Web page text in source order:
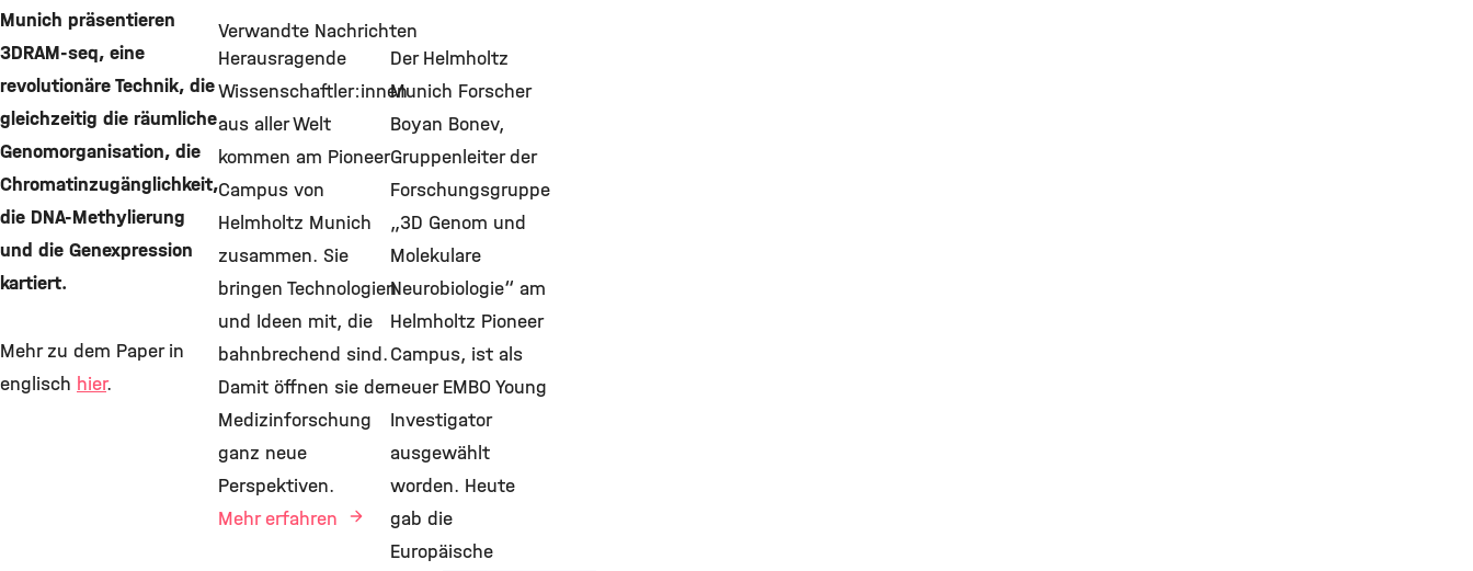
Munich präsentieren
3DRAM-seq, eine
revolutionäre Technik, die
gleichzeitig die räumliche
Genomorganisation, die
Chromatinzugänglichkeit,
die DNA-Methylierung
und die Genexpression
kartiert.
Mehr zu dem Paper in
englisch hier.
Verwandte Nachrichten
Herausragende
Wissenschaftler:innen
aus aller Welt
kommen am Pioneer
Campus von
Helmholtz Munich
zusammen. Sie
bringen Technologien
und Ideen mit, die
bahnbrechend sind.
Damit öffnen sie der
Medizinforschung
ganz neue
Perspektiven.
Mehr erfahren
Der Helmholtz
Munich Forscher
Boyan Bonev,
Gruppenleiter der
Forschungsgruppe
„3D Genom und
Molekulare
Neurobiologie“ am
Helmholtz Pioneer
Campus, ist als
neuer EMBO Young
Investigator
ausgewählt
worden. Heute
gab die
Europäische